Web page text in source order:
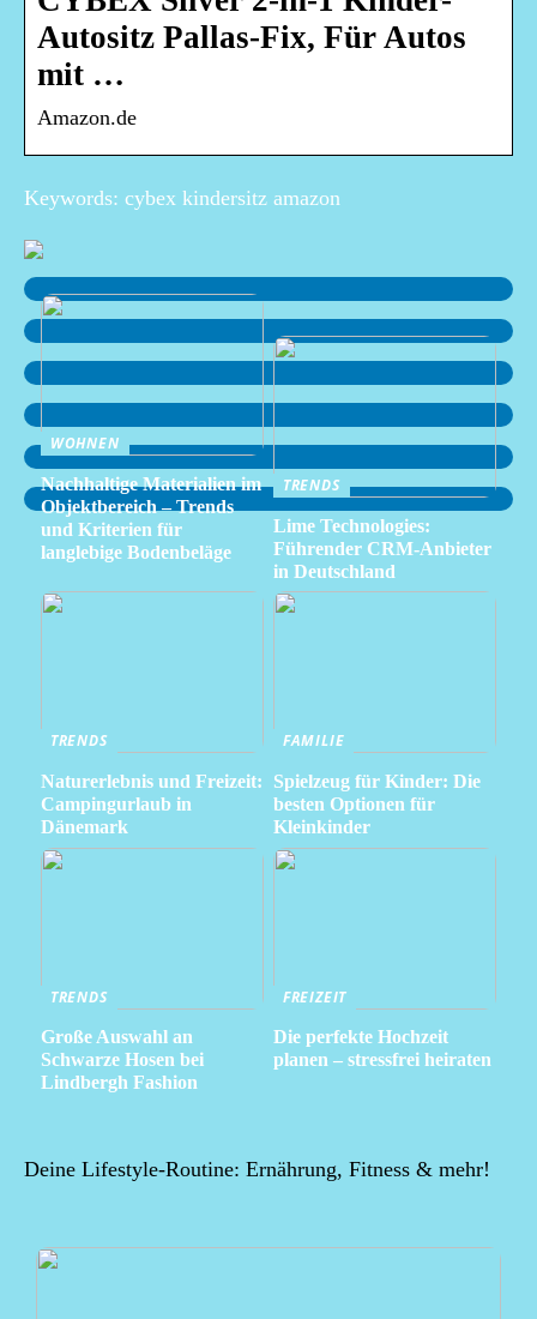
Autositz Pallas-Fix, Für Autos
mit …
Amazon.de
Keywords: cybex kindersitz amazon
WOHNEN
Nachhaltige Materialien im
Objektbereich – Trends
und Kriterien für
langlebige Bodenbeläge
TRENDS
Lime Technologies:
Führender CRM-Anbieter
in Deutschland
TRENDS
Naturerlebnis und Freizeit:
Campingurlaub in
Dänemark
FAMILIE
Spielzeug für Kinder: Die
besten Optionen für
Kleinkinder
TRENDS
Große Auswahl an
Schwarze Hosen bei
Lindbergh Fashion
FREIZEIT
Die perfekte Hochzeit
planen – stressfrei heiraten
Deine Lifestyle-Routine: Ernährung, Fitness & mehr!